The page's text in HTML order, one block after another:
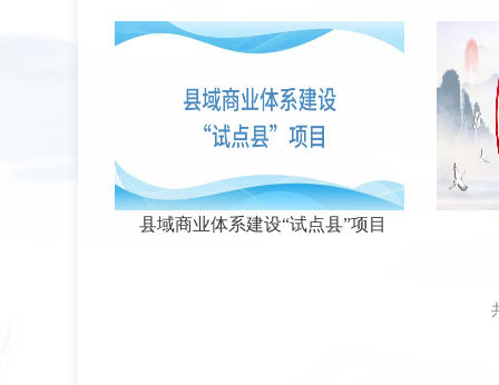
县域商业体系建设“试点县”项目